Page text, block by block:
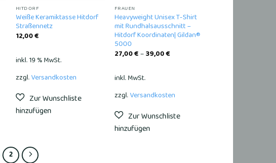
HITDORF
Weiße Keramiktasse Hitdorf
Straßennetz
12,00€
inkl. 19 % MwSt.
zzgl.Versandkosten
FRAUEN
Heavyweight Unisex T-Shirt
mit Rundhalsausschnitt –
Hitdorf Koordinaten| Gildan®
5000
27,00€–39,00€
inkl. MwSt.
zzgl.Versandkosten
2